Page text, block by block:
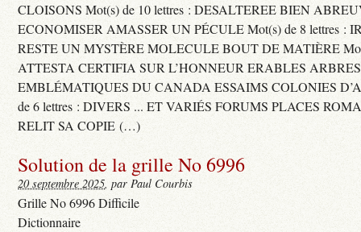
CLOISONS Mot(s) de 10 lettres : DESALTEREE BIEN
ECONOMISER AMASSER UN PÉCULE Mot(s) de 8 lettres :
RESTE UN MYSTÈRE MOLECULE BOUT DE MATIÈRE
ATTESTA CERTIFIA SUR L’HONNEUR ERABLES ARBRES
EMBLÉMATIQUES DU CANADA ESSAIMS COLONIES
de 6 lettres : DIVERS ... ET VARIÉS FORUMS PLACES
RELIT SA COPIE (…)
Solution de la grille No 6996
20 septembre 2025, par Paul Courbis
Grille No 6996 Difficile
Dictionnaire